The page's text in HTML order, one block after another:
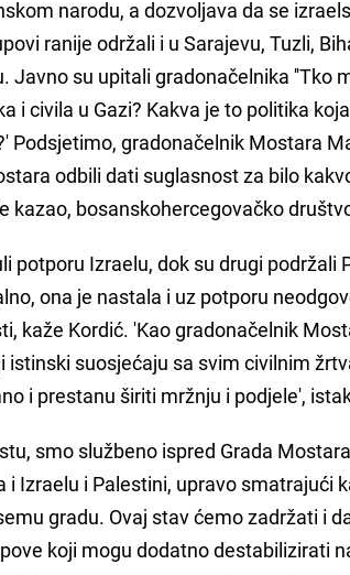
narodu, a dozvoljava da se
ranije održali i u Sarajevu, Tuzli,
Javno su upitali gradonačelnika ''Tko
i civila u Gazi? Kakva je to politika
Podsjetimo, gradonačelnik Mostara
odbili dati suglasnost za bilo
kazao, bosanskohercegovačko
potporu Izraelu, dok su drugi podržali
ona je nastala i uz potporu
kaže Kordić. 'Kao gradonačelnik
istinski suosjećaju sa svim civilnim
i prestanu širiti mržnju i podjele',
smo službeno ispred Grada
i Izraelu i Palestini, upravo smatrajući
gradu. Ovaj stav ćemo zadržati i
koji mogu dodatno destabilizirati